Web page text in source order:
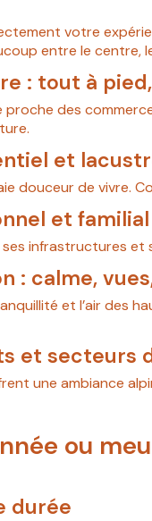
votre
entre le centre,
: tout à
proche des
et
douceur de vivre.
et familial
infrastructures et
: calme,
et l’air des
et secteurs
une ambiance
ou
durée